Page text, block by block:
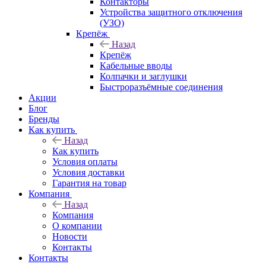
Устройства защитного отключения
(УЗО)
Крепёж
Назад
Крепёж
Кабельные вводы
Колпачки и заглушки
Быстроразъёмные соединения
Акции
Блог
Бренды
Как купить
Назад
Как купить
Условия оплаты
Условия доставки
Гарантия на товар
Компания
Назад
Компания
О компании
Новости
Контакты
Контакты